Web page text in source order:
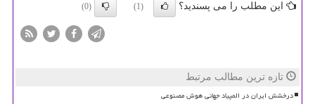
این مطلب را می پسندید؟ (1)
(0)
تازه ترین مطالب مرتبط
درخشش ایران در المپیاد جهانی هوش مصنوعی